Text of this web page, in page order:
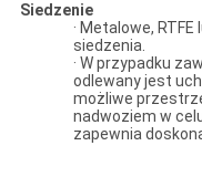
Siedzenie
· Metalowe,
siedzenia.
· W przypadku
odlewany jest
możliwe
nadwoziem w
zapewnia